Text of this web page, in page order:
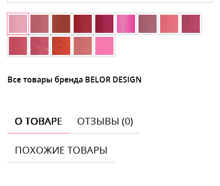
Все товары бренда BELOR DESIGN
О ТОВАРЕ ОТЗЫВЫ (0)
ПОХОЖИЕ ТОВАРЫ